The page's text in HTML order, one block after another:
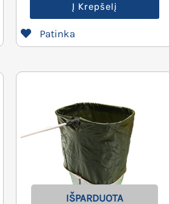
Į Krepšelį
Patinka
IŠPARDUOTA